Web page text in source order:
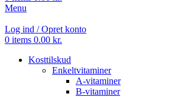
Menu
Log ind / Opret konto
0 items 0.00 kr.
Kosttilskud
Enkeltvitaminer
A-vitaminer
B-vitaminer